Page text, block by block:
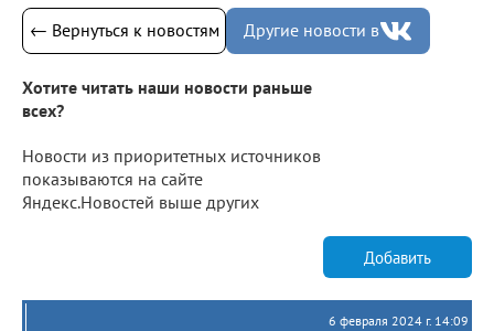
← Вернуться к новостям Другие новости в
Хотите читать наши новости раньше
всех?
Новости из приоритетных источников
показываются на сайте
Яндекс.Новостей выше других
Добавить
6 февраля 2024 г. 14:09